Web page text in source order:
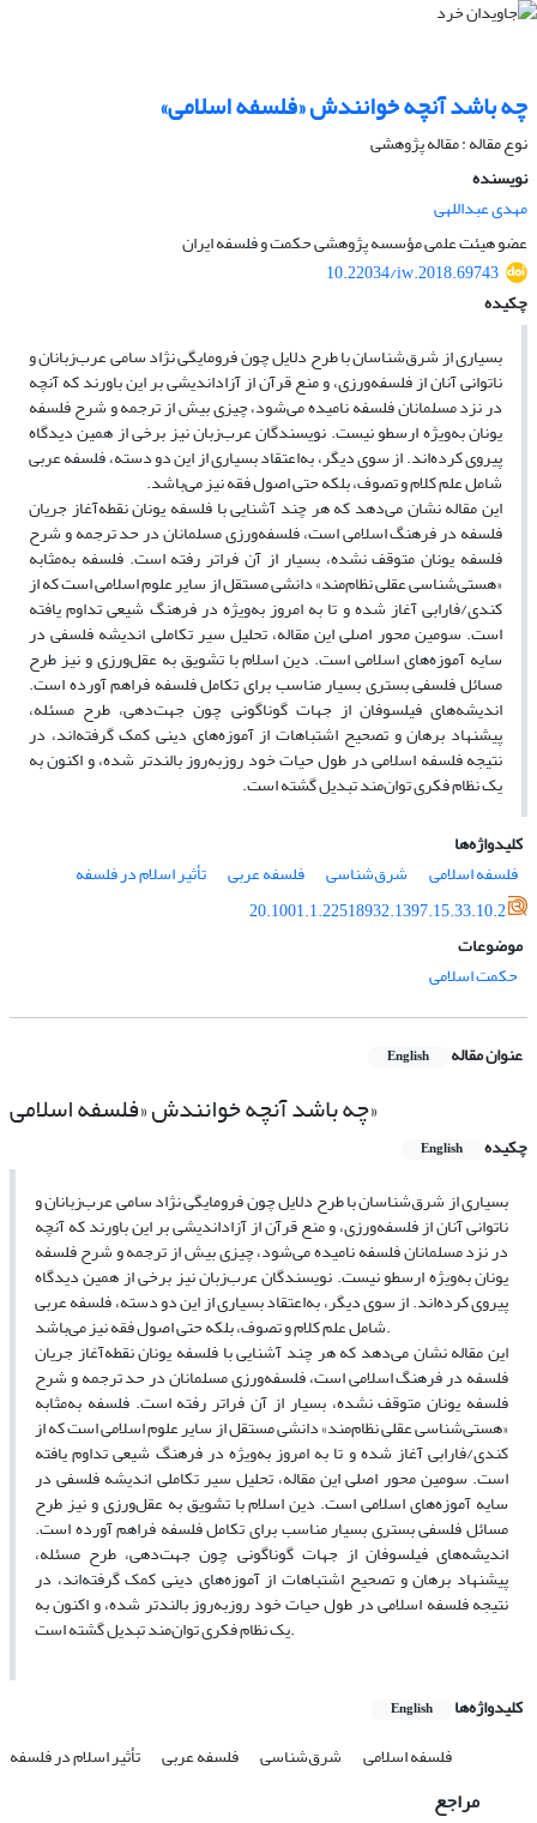
چه باشد آنچه خوانندش «فلسفه اسلامی»
نوع مقاله : مقاله پژوهشی
نویسنده
مهدی عبداللهی
عضو هیئت علمی مؤسسه پژوهشی حکمت و فلسفه ایران
10.22034/iw.2018.69743
چکیده
بسیاری از شرق‌شناسان با طرح دلایل چون فرومایگی نژاد سامی عرب‌زبانان و
ناتوانی آنان از فلسفه‌ورزی، و منع قرآن از آزاداندیشی بر این باورند که آنچه
در نزد مسلمانان فلسفه نامیده می‌شود، چیزی بیش از ترجمه و شرح فلسفه
یونان به‌ویژه ارسطو نیست. نویسندگان عرب‌زبان نیز برخی از همین دیدگاه
پیروی کرده‌اند. از سوی دیگر، به‌اعتقاد بسیاری از این دو دسته، فلسفه عربی
شامل علم کلام و تصوف، بلکه حتی اصول فقه نیز می‌باشد.
این مقاله نشان می‌دهد که هر چند آشنایی با فلسفه یونان نقطه‌آغاز جریان
فلسفه در فرهنگ اسلامی است، فلسفه‌ورزی مسلمانان در حد ترجمه و شرح
فلسفه یونان متوقف نشده، بسیار از آن فراتر رفته است. فلسفه به‌مثابه
«هستی‌شناسی عقلی نظام‌مند» دانشی مستقل از سایر علوم اسلامی است که از
کندی/فارابی آغاز شده و تا به امروز به‌ویژه در فرهنگ شیعی تداوم یافته
است. سومین محور اصلی این مقاله، تحلیل سیر تکاملی اندیشه فلسفی در
سایه آموزه‌های اسلامی است. دین اسلام با تشویق به عقل‌ورزی و نیز طرح
مسائل فلسفی بستری بسیار مناسب برای تکامل فلسفه فراهم آورده است.
اندیشه‌های فیلسوفان از جهات گوناگونی چون جهت‌دهی، طرح مسئله،
پیشنهاد برهان و تصحیح اشتباهات از آموزه‌های دینی کمک گرفته‌اند، در
نتیجه فلسفه اسلامی در طول حیات خود روزبه‌روز بالندتر شده، و اکنون به
یک نظام فکری توان‌مند تبدیل گشته است.
کلیدواژه‌ها
فلسفه اسلامی
شرق‌شناسی فلسفه عربی
تأثیر اسلام در فلسفه
20.1001.1.22518932.1397.15.33.10.2
موضوعات
حکمت اسلامی
عنوان مقاله English
چه باشد آنچه خوانندش «فلسفه اسلامی»
چکیده English
بسیاری از شرق‌شناسان با طرح دلایل چون فرومایگی نژاد سامی عرب‌زبانان و
ناتوانی آنان از فلسفه‌ورزی، و منع قرآن از آزاداندیشی بر این باورند که آنچه
در نزد مسلمانان فلسفه نامیده می‌شود، چیزی بیش از ترجمه و شرح فلسفه
یونان به‌ویژه ارسطو نیست. نویسندگان عرب‌زبان نیز برخی از همین دیدگاه
پیروی کرده‌اند. از سوی دیگر، به‌اعتقاد بسیاری از این دو دسته، فلسفه عربی
شامل علم کلام و تصوف، بلکه حتی اصول فقه نیز می‌باشد.
این مقاله نشان می‌دهد که هر چند آشنایی با فلسفه یونان نقطه‌آغاز جریان
فلسفه در فرهنگ اسلامی است، فلسفه‌ورزی مسلمانان در حد ترجمه و شرح
فلسفه یونان متوقف نشده، بسیار از آن فراتر رفته است. فلسفه به‌مثابه
«هستی‌شناسی عقلی نظام‌مند» دانشی مستقل از سایر علوم اسلامی است که از
کندی/فارابی آغاز شده و تا به امروز به‌ویژه در فرهنگ شیعی تداوم یافته
است. سومین محور اصلی این مقاله، تحلیل سیر تکاملی اندیشه فلسفی در
سایه آموزه‌های اسلامی است. دین اسلام با تشویق به عقل‌ورزی و نیز طرح
مسائل فلسفی بستری بسیار مناسب برای تکامل فلسفه فراهم آورده است.
اندیشه‌های فیلسوفان از جهات گوناگونی چون جهت‌دهی، طرح مسئله،
پیشنهاد برهان و تصحیح اشتباهات از آموزه‌های دینی کمک گرفته‌اند، در
نتیجه فلسفه اسلامی در طول حیات خود روزبه‌روز بالندتر شده، و اکنون به
یک نظام فکری توان‌مند تبدیل گشته است.
کلیدواژه‌ها English
فلسفه اسلامی شرق‌شناسی فلسفه عربی تأثیر اسلام در فلسفه
مراجع